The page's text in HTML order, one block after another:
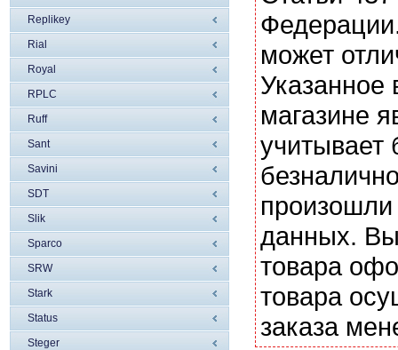
Replikey
Rial
Royal
RPLC
Ruff
Sant
Savini
SDT
Slik
Sparco
SRW
Stark
Status
Steger
может
магазине
учитывает
данных. Вы
товара
товара
заказа